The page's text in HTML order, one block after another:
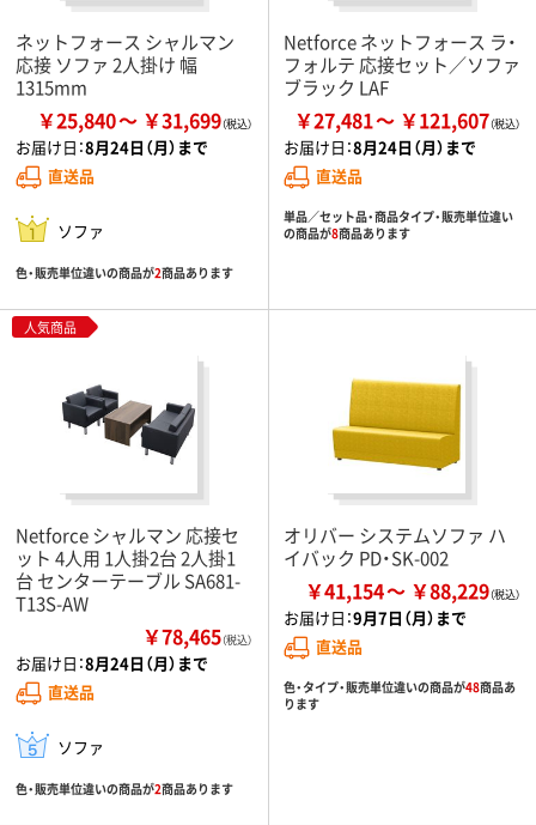
ネットフォース シャルマン
応接 ソファ 2人掛け 幅
1315mm
￥25,840 ￥31,699
お届け日：8月24日（月）まで
直送品
ソファ
色・販売単位違いの商品が2商品あります
Netforce ネットフォース ラ・
フォルテ 応接セット／ソファ
ブラック LAF
￥27,481 ￥121,607
お届け日：8月24日（月）まで
直送品
単品／セット品・商品タイプ・販売単位違い
の商品が8商品あります
人気商品
Netforce シャルマン 応接セ
ット 4人用 1人掛2台 2人掛1
台 センターテーブル SA681-
T13S-AW
￥78,465（税込）
お届け日：8月24日（月）まで
直送品
ソファ
色・販売単位違いの商品が2商品あります
オリバー システムソファ ハ
イバック PD・SK-002
￥41,154 ￥88,229
お届け日：9月7日（月）まで
直送品
色・タイプ・販売単位違いの商品が48商品あ
ります